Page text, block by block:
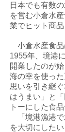
サービス案内
経営サポ
創業支援
事業承継
確定申告
日本でも有数
を営む小倉水
業でヒット商品
小倉水産食品
1955年、境港
開業したのが
海の幸を使っ
思いを引き継
はうまい」と
トーにした食
「境港漁港で
を大切にした